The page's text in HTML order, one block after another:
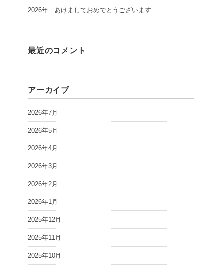
2026年 あけましておめでとうございます
最近のコメント
アーカイブ
2026年7月
2026年5月
2026年4月
2026年3月
2026年2月
2026年1月
2025年12月
2025年11月
2025年10月